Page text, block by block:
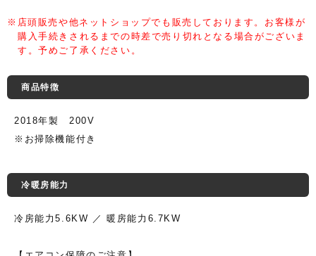
※店頭販売や他ネットショップでも販売しております。お客様が
購入手続きされるまでの時差で売り切れとなる場合がございま
す。予めご了承ください。
商品特徴
2018年製 200V
※お掃除機能付き
冷暖房能力
冷房能力5.6KW ／ 暖房能力6.7KW